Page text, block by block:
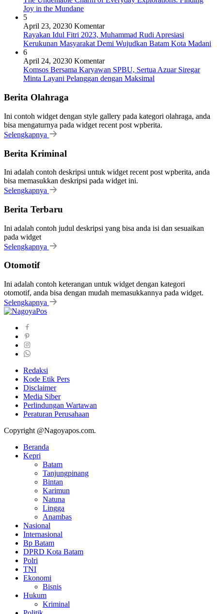
Joy in the Mundane
5
April 23, 20230 Komentar
Rayakan Idul Fitri 2023, Muhammad Rudi Apresiasi
Kerukunan Masyarakat Demi Wujudkan Batam Kota Madani
6
April 24, 20230 Komentar
Komsos Bersama Karyawan SPBU, Sertua Azuar Siregar
Minta Layani Pelanggan dengan Maksimal
Berita Olahraga
Ini contoh widget dengan style gallery pada kategori olahraga, anda
bisa mengaturnya pada widget recent post wpberita.
Selengkapnya
Berita Kriminal
Ini adalah contoh deskripsi untuk widget recent post wpberita, anda
bisa memasukkan deskripsi pada widget ini.
Selengkapnya
Berita Terbaru
Ini adalah contoh judul deskripsi yang bisa anda isi dan sesuaikan
pada widget
Selengkapnya
Otomotif
Ini adalah contoh keterangan untuk widget dengan kategori
otomotif, anda bisa dengan mudah memasukkannya pada widget.
Selengkapnya
Redaksi
Kode Etik Pers
Disclaimer
Media Siber
Perlindungan Wartawan
Peraturan Perusahaan
Copyright @Nagoyapos.com.
Beranda
Kepri
Batam
Tanjungpinang
Bintan
Karimun
Natuna
Lingga
Anambas
Nasional
Internasional
Bp Batam
DPRD Kota Batam
Polri
TNI
Ekonomi
Bisnis
Hukum
Kriminal